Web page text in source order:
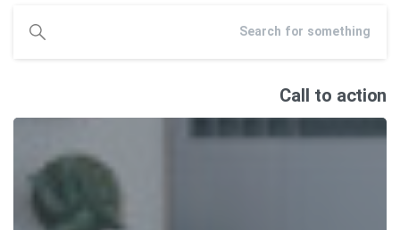
Call to action